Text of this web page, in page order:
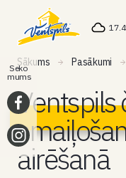
Sākums Pasākumi
Ventspils
airēšanā
Seko
mums